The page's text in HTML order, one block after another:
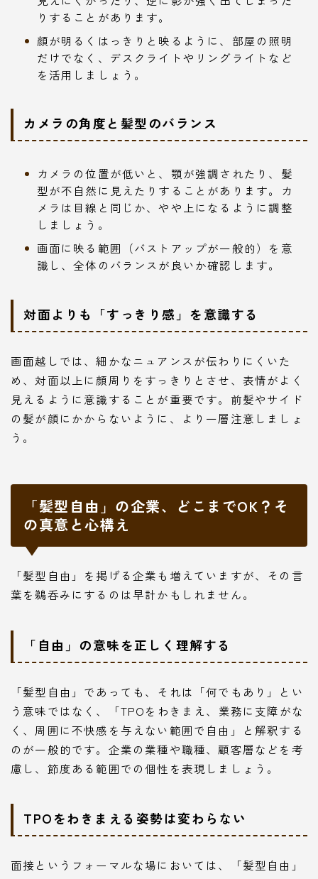
りすることがあります。
顔が明るくはっきりと映るように、部屋の照明
だけでなく、デスクライトやリングライトなど
を活用しましょう。
カメラの角度と髪型のバランス
カメラの位置が低いと、顎が強調されたり、髪
型が不自然に見えたりすることがあります。カ
メラは目線と同じか、やや上になるように調整
しましょう。
画面に映る範囲（バストアップが一般的）を意
識し、全体のバランスが良いか確認します。
対面よりも「すっきり感」を意識する
画面越しでは、細かなニュアンスが伝わりにくいた
め、対面以上に顔周りをすっきりとさせ、表情がよく
見えるように意識することが重要です。前髪やサイド
の髪が顔にかからないように、より一層注意しましょ
う。
「髪型自由」の企業、どこまでOK？そ
の真意と心構え
「髪型自由」を掲げる企業も増えていますが、その言
葉を鵜呑みにするのは早計かもしれません。
「自由」の意味を正しく理解する
「髪型自由」であっても、それは「何でもあり」とい
う意味ではなく、「TPOをわきまえ、業務に支障がな
く、周囲に不快感を与えない範囲で自由」と解釈する
のが一般的です。企業の業種や職種、顧客層などを考
慮し、節度ある範囲での個性を表現しましょう。
TPOをわきまえる姿勢は変わらない
面接というフォーマルな場においては、「髪型自由」